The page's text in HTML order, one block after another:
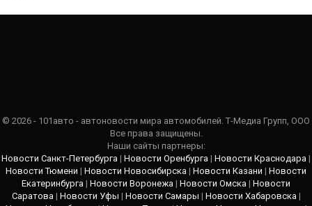
© 2026 - 101авто - автоновости мира автомобилей. Т-Медиа Групп, ООО
Все права защищены.
Наши сайты партнеры:
Новости Санкт-Петербурга | Новости Оренбурга | Новости Краснодара |
Новости Тюмени | Новости Новосибирска | Новости Казани | Новости
Екатеринбурга | Новости Воронежа | Новости Омска | Новости
Саратова| Новости Уфы | Новости Самары | Новости Хабаровска|